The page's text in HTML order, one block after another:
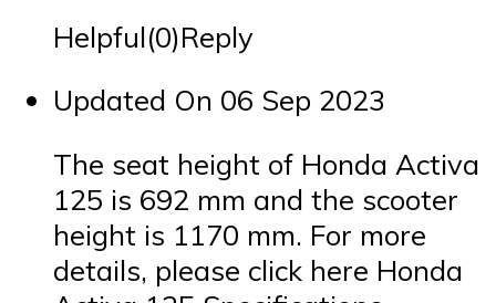
Helpful(0)Reply
Updated On 06 Sep 2023
The seat height of Honda Activa
125 is 692 mm and the scooter
height is 1170 mm. For more
details, please click here Honda